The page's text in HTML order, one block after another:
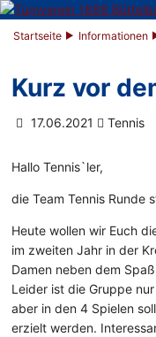
Startseite Informationen
Kurz vor
17.06.2021 Tennis
Hallo Tennis`ler,
die Team Tennis Runde
Heute wollen wir Euch
im zweiten Jahr in der
Damen neben dem
Leider ist die Gruppe
aber in den 4 Spielen
erzielt werden.